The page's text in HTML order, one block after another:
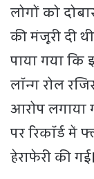
लोगों को
की मंजूरी दी
पाया गया कि
लॉन्ग रोल
आरोप लगाया
पर रिकॉर्ड में
हेराफेरी की गई।